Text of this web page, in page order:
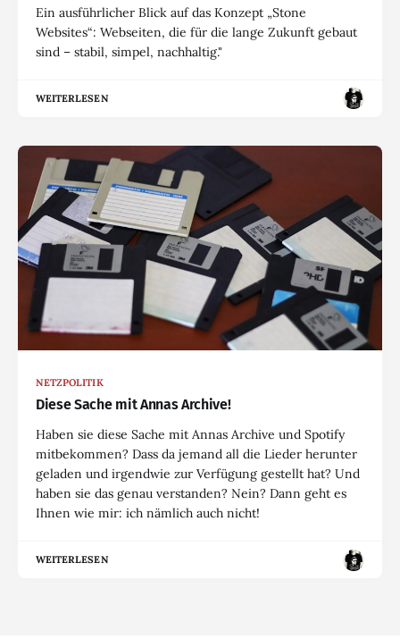
Ein ausführlicher Blick auf das Konzept „Stone
Websites“: Webseiten, die für die lange Zukunft gebaut
sind – stabil, simpel, nachhaltig."
WEITERLESEN
NETZPOLITIK
Diese Sache mit Annas Archive!
Haben sie diese Sache mit Annas Archive und Spotify
mitbekommen? Dass da jemand all die Lieder herunter
geladen und irgendwie zur Verfügung gestellt hat? Und
haben sie das genau verstanden? Nein? Dann geht es
Ihnen wie mir: ich nämlich auch nicht!
WEITERLESEN